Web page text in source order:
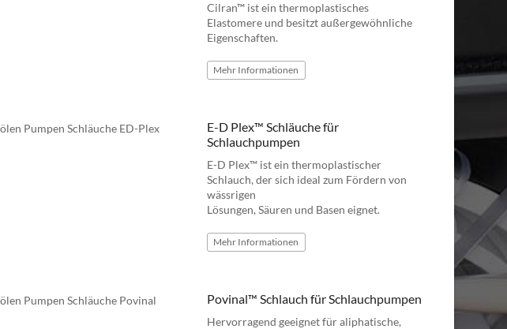
Cilran™ ist ein thermoplastisches
Elastomere und besitzt außergewöhnliche
Eigenschaften.
Mehr Informationen
E-D Plex™ Schläuche für
Schlauchpumpen
E-D Plex™ ist ein thermoplastischer
Schlauch, der sich ideal zum Fördern von
wässrigen
Lösungen, Säuren und Basen eignet.
Mehr Informationen
Povinal™ Schlauch für Schlauchpumpen
Hervorragend geeignet für aliphatische,